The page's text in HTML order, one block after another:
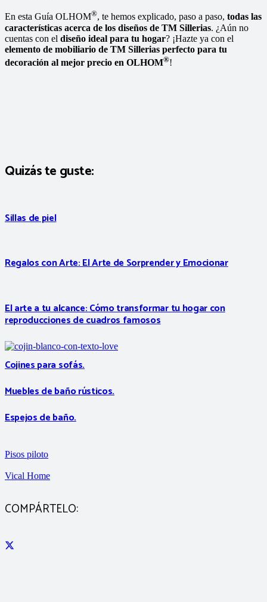
En esta Guía OLHOM®, te hemos explicado, paso a paso, todas las
características acerca de los diseños de TM Sillerias. ¿Aún no
cuentas con el diseño ideal para tu hogar? ¡Hazte ya con el
elemento de mobiliario de TM Sillerias perfecto para tu
decoración al mejor precio en OLHOM®!
Quizás te guste:
Sillas de piel
Regalos con Arte: El Arte de Sorprender y Emocionar
El arte a tu alcance: Cómo transformar tu hogar con
reproducciones de cuadros famosos
Cojines para sofás.
Muebles de baño rústicos.
Espejos de baño.
Pisos piloto
Vical Home
COMPÁRTELO: